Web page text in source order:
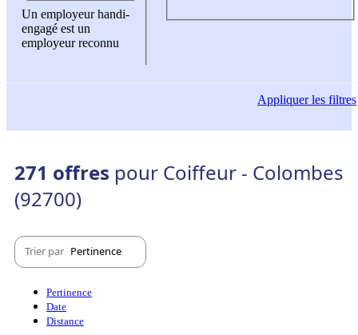
Un employeur handi-
engagé est un
employeur reconnu
Appliquerles filtres
271 offres pour Coiffeur - Colombes
(92700)
Trier par Pertinence
Pertinence
Date
Distance